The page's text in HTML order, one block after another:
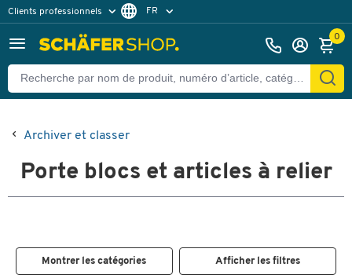
Clients professionnels
Clients particuliers
FR
0
Archiver et classer
Porte blocs et articles à relier
Montrer les catégories Afficher les filtres